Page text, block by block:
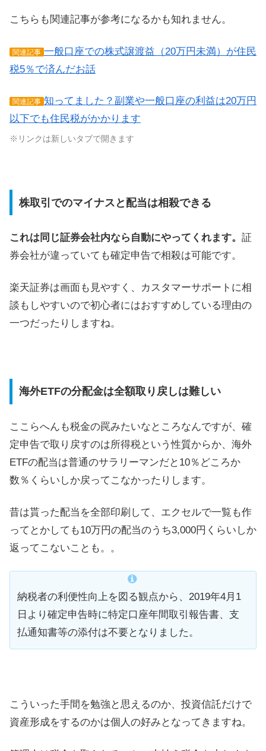
こちらも関連記事が参考になるかも知れません。
関連記事 一般口座での株式譲渡益（20万円未満）が住民
税5％で済んだお話
関連記事 知ってました？副業や一般口座の利益は20万円
以下でも住民税がかかります
※リンクは新しいタブで開きます
株取引でのマイナスと配当は相殺できる
これは同じ証券会社内なら自動にやってくれます。 証
券会社が違っていても確定申告で相殺は可能です。
楽天証券は画面も見やすく、カスタマーサポートに相
談もしやすいので初心者にはおすすめしている理由の
一つだったりしますね。
海外ETFの分配金は全額取り戻しは難しい
ここらへんも税金の罠みたいなところなんですが、確
定申告で取り戻すのは所得税という性質からか、海外
ETFの配当は普通のサラリーマンだと10％どころか
数％くらいしか戻ってこなかったりします。
昔は貰った配当を全部印刷して、エクセルで一覧も作
ってとかしても10万円の配当のうち3,000円くらいしか
返ってこないことも。。
納税者の利便性向上を図る観点から、2019年4月1
日より確定申告時に特定口座年間取引報告書、支
払通知書等の添付は不要となりました。
こういった手間を勉強と思えるのか、投資信託だけで
資産形成をするのかは個人の好みとなってきますね。